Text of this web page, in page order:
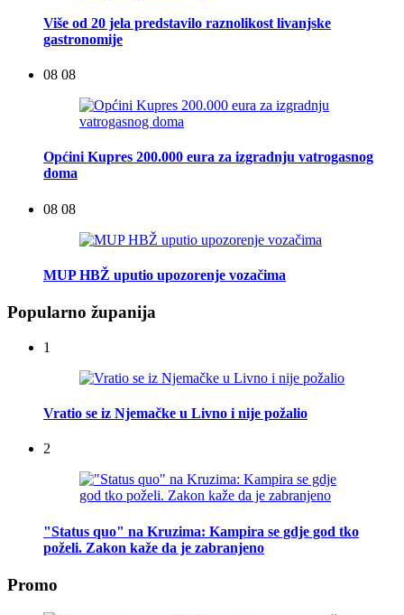
Više od 20 jela predstavilo raznolikost livanjske
gastronomije
08 08
Općini Kupres 200.000 eura za izgradnju vatrogasnog
doma
08 08
MUP HBŽ uputio upozorenje vozačima
Popularno županija
1
Vratio se iz Njemačke u Livno i nije požalio
2
"Status quo" na Kruzima: Kampira se gdje god tko
poželi. Zakon kaže da je zabranjeno
Promo